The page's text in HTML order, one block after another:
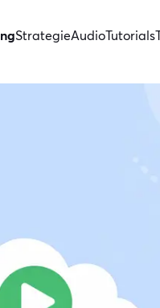
StrategieAudioTutorials